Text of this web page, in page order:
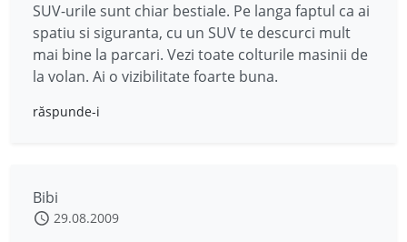
SUV-urile sunt chiar bestiale. Pe langa faptul ca ai
spatiu si siguranta, cu un SUV te descurci mult
mai bine la parcari. Vezi toate colturile masinii de
la volan. Ai o vizibilitate foarte buna.
răspunde-i
Bibi
29.08.2009